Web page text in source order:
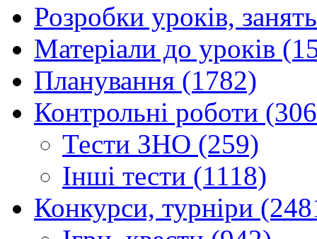
Розробки уроків,
Матеріали до уроків
Планування (1782)
Контрольні роботи
Тести ЗНО (259)
Інші тести (1118)
Конкурси, турніри